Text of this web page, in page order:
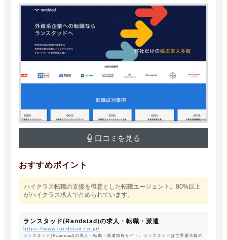
口コミを見る
おすすめポイント
ハイクラス転職の支援を得意とした転職エージェント。80%以上
がハイクラス求人で占められています。
ランスタッド(Randstad)の求人・転職・派遣
https://www.randstad.co.jp/
ランスタッド(Randstad)の求人・転職・派遣情報サイト。ランスタッドは世界最大級の